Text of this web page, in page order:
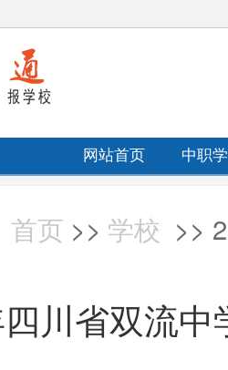
网站首页 中职
首页 >> 学校 >>
四川省双流